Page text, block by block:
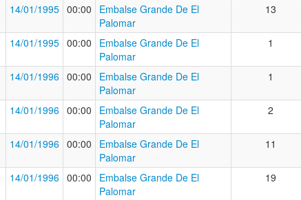
14/01/1995 00:00
Embalse Grande De El
Palomar
13
14/01/1995 00:00
Embalse Grande De El
Palomar
1
14/01/1996 00:00
Embalse Grande De El
Palomar
1
14/01/1996 00:00
Embalse Grande De El
Palomar
2
14/01/1996 00:00
Embalse Grande De El
Palomar
11
14/01/1996 00:00
Embalse Grande De El
Palomar
19